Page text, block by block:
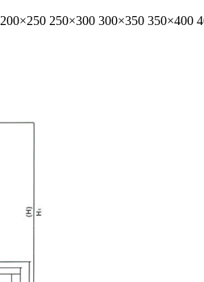
200×250 250×300 300×350 350×400